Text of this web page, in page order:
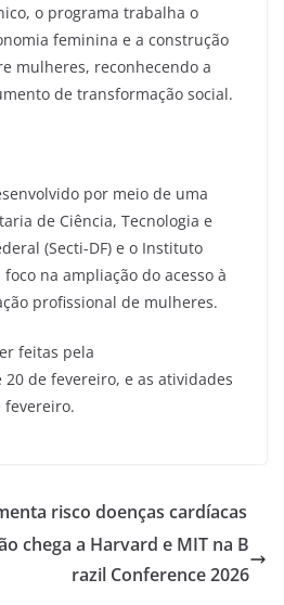
o programa trabalha o
feminina e a construção
mulheres, reconhecendo a
de transformação social.
por meio de uma
de Ciência, Tecnologia e
(Secti-DF) e o Instituto
na ampliação do acesso à
profissional de mulheres.
feitas pela
20 de fevereiro, e as atividades
fevereiro.
risco doenças cardíacas
chega a Harvard e MIT na B
razil Conference 2026